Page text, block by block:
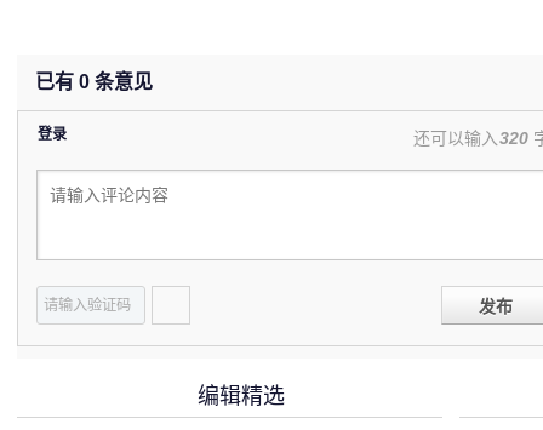
已有 0 条意见
登录 还可以输入320
发布
编辑精选